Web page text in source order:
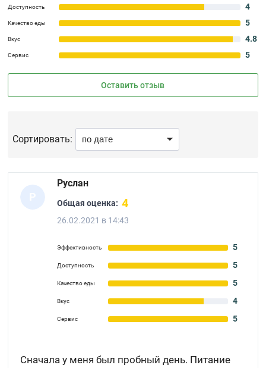
Доступность 4
Качество еды 5
Вкус 4.8
Сервис 5
Оставить отзыв
Сортировать:
Р
Руслан
Общая оценка: 4
26.02.2021 в 14:43
Эффективность 5
Доступность 5
Качество еды 5
Вкус 4
Сервис 5
Сначала у меня был пробный день. Питание